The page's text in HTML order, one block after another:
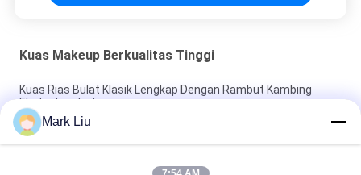
Kuas Makeup Berkualitas Tinggi
Kuas Rias Bulat Klasik Lengkap Dengan Rambut Kambing
Ekstra Lembut
Vonira Beauty Kuas Rias Rambut Kambing Besar Kipas /
Pegangan Kayu Kuas Rias Kelas Atas
Mark Liu